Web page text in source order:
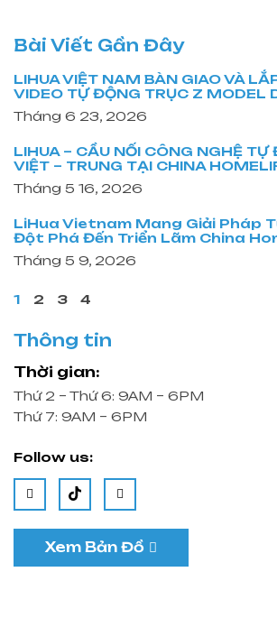
Bài Viết Gần Đây
LIHUA VIỆT NAM BÀN GIAO VÀ
VIDEO TỰ ĐỘNG TRỤC Z
Tháng 6 23, 2026
LIHUA – CẦU NỐI CÔNG NGHỆ TỰ
VIỆT – TRUNG TẠI CHINA
Tháng 5 16, 2026
LiHua Vietnam Mang Giải Pháp
Đột Phá Đến Triển Lãm China
Tháng 5 9, 2026
1 2 3 4
Thông tin
Thời gian:
Thứ 2 – Thứ 6: 9AM – 6PM
Thứ 7: 9AM – 6PM
Follow us:
Xem Bản Đồ